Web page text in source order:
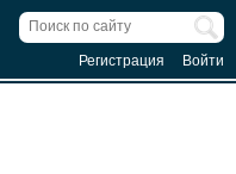
Регистрация Войти